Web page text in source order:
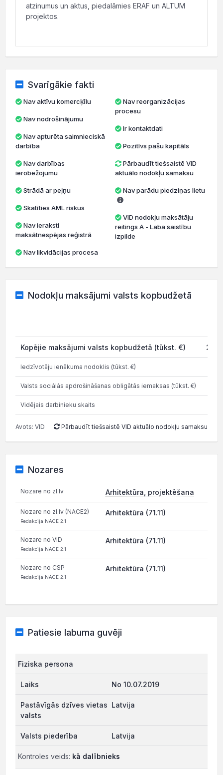
atzinumus un aktus, piedalāmies ERAF un ALTUM
projektos.
Svarīgākie fakti
Nav aktīvu komercķīlu
Nav nodrošinājumu
darbība
ierobežojumu
Strādā ar peļņu
Skatīties AML riskus
maksātnespējas reģistrā
Nav likvidācijas procesa
Nav reorganizācijas
procesu
Ir kontaktdati
Pozitīvs pašu kapitāls
Pārbaudīt tiešsaistē VID
aktuālo nodokļu samaksu
Nav parādu piedziņas lietu
VID nodokļu maksātāju
reitings A - Laba saistību
izpilde
Nodokļu maksājumi valsts kopbudžetā
Kopējie maksājumi valsts kopbudžetā (tūkst. €)
Iedzīvotāju ienākuma nodoklis (tūkst. €)
Valsts sociālās apdrošināšanas obligātās iemaksas (tūkst. €)
Vidējais darbinieku skaits
Avots: VID Pārbaudīt tiešsaistē VID aktuālo nodokļu samaksu
Nozares
Nozare no zl.lv Arhitektūra, projektēšana
Nozare no zl.lv (NACE2)
Redakcija NACE 2.1
Arhitektūra (71.11)
Nozare no VID
Redakcija NACE 2.1
Arhitektūra (71.11)
Nozare no CSP
Redakcija NACE 2.1
Arhitektūra (71.11)
Patiesie labuma guvēji
Fiziska persona
No 10.07.2019
Latvija
Latvija
Kontroles veids: kā dalībnieks